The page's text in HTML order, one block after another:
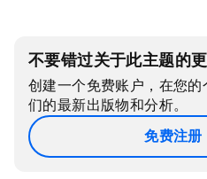
不要错过关于此主题的
创建一个免费账户，在您
们的最新出版物和分析。
免费注册